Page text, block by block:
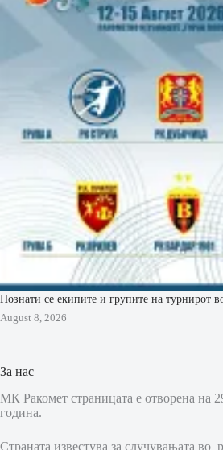
Познати се екипите и групите на турнирот
August 8, 2026
За нас
МК Ракомет страницата е отворена на
година.
Страната известува за случувањата во